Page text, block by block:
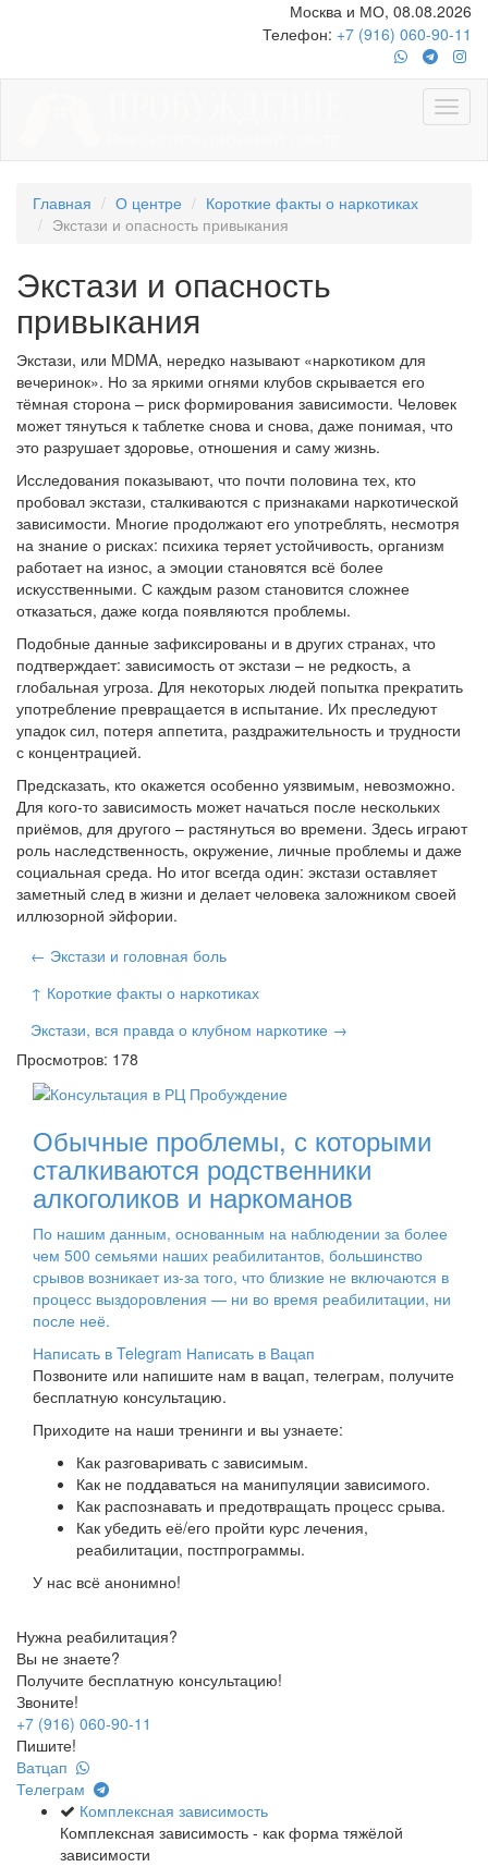
Москва и МО, 08.08.2026
Телефон: +7 (916) 060-90-11
Главная О центре
Короткие факты о наркотиках
Экстази и опасность привыкания
Экстази и опасность
привыкания
Экстази, или MDMA, нередко называют «наркотиком для
вечеринок». Но за яркими огнями клубов скрывается его
тёмная сторона – риск формирования зависимости. Человек
может тянуться к таблетке снова и снова, даже понимая, что
это разрушает здоровье, отношения и саму жизнь.
Исследования показывают, что почти половина тех, кто
пробовал экстази, сталкиваются с признаками наркотической
зависимости. Многие продолжают его употреблять, несмотря
на знание о рисках: психика теряет устойчивость, организм
работает на износ, а эмоции становятся всё более
искусственными. С каждым разом становится сложнее
отказаться, даже когда появляются проблемы.
Подобные данные зафиксированы и в других странах, что
подтверждает: зависимость от экстази – не редкость, а
глобальная угроза. Для некоторых людей попытка прекратить
употребление превращается в испытание. Их преследуют
упадок сил, потеря аппетита, раздражительность и трудности
с концентрацией.
Предсказать, кто окажется особенно уязвимым, невозможно.
Для кого-то зависимость может начаться после нескольких
приёмов, для другого – растянуться во времени. Здесь играют
роль наследственность, окружение, личные проблемы и даже
социальная среда. Но итог всегда один: экстази оставляет
заметный след в жизни и делает человека заложником своей
иллюзорной эйфории.
← Экстази и головная боль
↑ Короткие факты о наркотиках
Экстази, вся правда о клубном наркотике →
Просмотров: 178
Обычные проблемы, с которыми
сталкиваются родственники
алкоголиков и наркоманов
По нашим данным, основанным на наблюдении за более
чем 500 семьями наших реабилитантов, большинство
срывов возникает из-за того, что близкие не включаются в
процесс выздоровления — ни во время реабилитации, ни
после неё.
Написать в Telegram Написать в Вацап
Позвоните или напишите нам в вацап, телеграм, получите
бесплатную консультацию.
Приходите на наши тренинги и вы узнаете:
Как разговаривать с зависимым.
Как не поддаваться на манипуляции зависимого.
Как распознавать и предотвращать процесс срыва.
Как убедить её/его пройти курс лечения,
реабилитации, постпрограммы.
У нас всё анонимно!
Нужна реабилитация?
Вы не знаете?
Получите бесплатную консультацию!
Звоните!
+7 (916) 060-90-11
Пишите!
Ватцап
Телеграм
Комплексная зависимость
Комплексная зависимость - как форма тяжёлой
зависимости